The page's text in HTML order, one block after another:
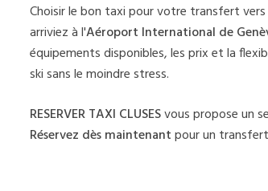
Choisir le bon taxi pour votre transfert
arriviez à l'Aéroport International de
équipements disponibles, les prix et la
ski sans le moindre stress.
RESERVER TAXI CLUSESvous propose un
Réservez dès maintenantpour un